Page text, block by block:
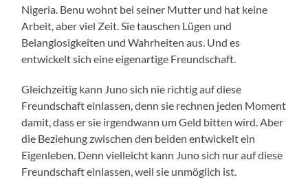
Nigeria. Benu wohnt bei seiner Mutter und hat keine
Arbeit, aber viel Zeit. Sie tauschen Lügen und
Belanglosigkeiten und Wahrheiten aus. Und es
entwickelt sich eine eigenartige Freundschaft.
Gleichzeitig kann Juno sich nie richtig auf diese
Freundschaft einlassen, denn sie rechnen jeden Moment
damit, dass er sie irgendwann um Geld bitten wird. Aber
die Beziehung zwischen den beiden entwickelt ein
Eigenleben. Denn vielleicht kann Juno sich nur auf diese
Freundschaft einlassen, weil sie unmöglich ist.